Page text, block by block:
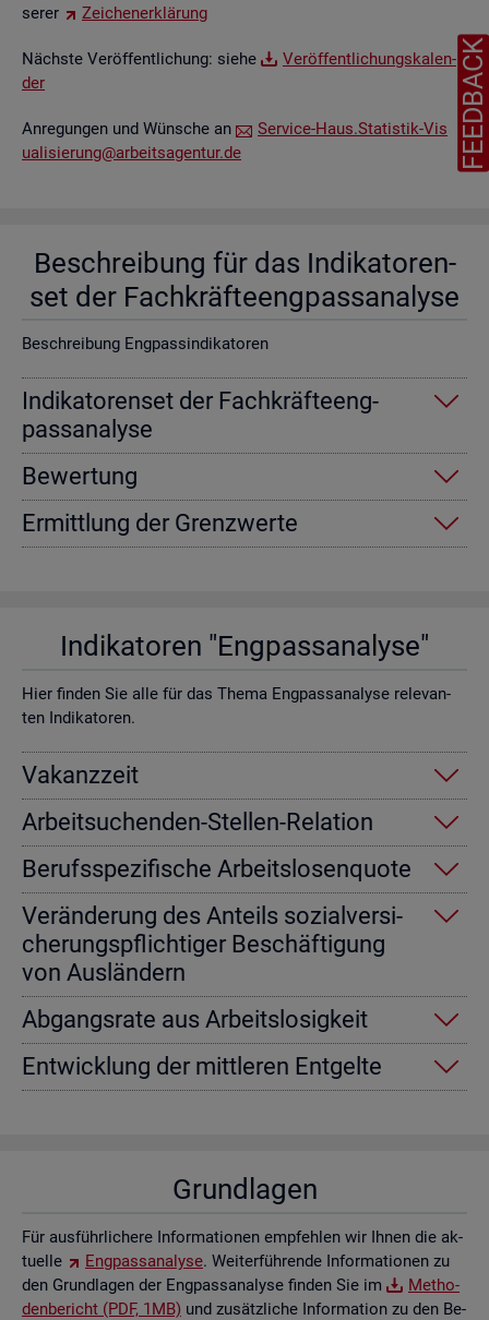
se­rer
Zei­chen­er­klä­rung
Nächs­te Ver­öf­fent­li­chung: siehe
Ver­öf­fent­li­chungs­ka­len­
der
An­re­gun­gen und Wün­sche an
Ser­vice-Haus.​Statistik-​Vis​
uali​sier​ung@​arb​eits​agen​tur.​de
Be­schrei­bung für das In­di­ka­to­ren­
set der Fach­kräf­te­eng­pass­ana­ly­se
Be­schrei­bung Eng­pas­sin­di­ka­to­ren
In­di­ka­to­ren­set der Fach­kräf­te­eng­
pass­ana­ly­se
Be­wer­tung
Er­mitt­lung der Grenz­wer­te
In­di­ka­to­ren "Eng­pass­ana­ly­se"
Hier fin­den Sie alle für das Thema Eng­pass­ana­ly­se re­le­van­
ten In­di­ka­to­ren.
Va­kanz­zeit
Ar­beit­su­chen­den-Stel­len-Re­la­ti­on
Be­rufs­spe­zi­fi­sche Ar­beits­lo­sen­quo­te
Ver­än­de­rung des An­teils so­zi­al­ver­si­
che­rungs­pflich­ti­ger Be­schäf­ti­gung
von Aus­län­dern
Ab­gangs­ra­te aus Ar­beits­lo­sig­keit
Ent­wick­lung der mitt­le­ren Ent­gel­te
Grund­la­gen
Für aus­führ­li­che­re In­for­ma­tio­nen emp­feh­len wir Ihnen die ak­
tu­el­le
Eng­pass­ana­ly­se. Wei­ter­füh­ren­de In­for­ma­tio­nen zu
den Grund­la­gen der Eng­pass­ana­ly­se fin­den Sie im
Me­tho­
den­be­richt (PDF, 1MB) und zu­sätz­li­che In­for­ma­ti­on zu den Be­
FEEDBACK